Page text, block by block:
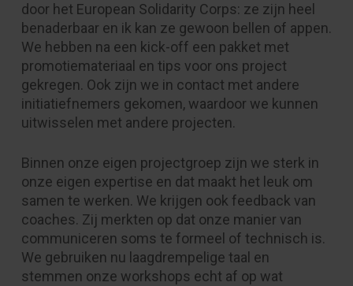
door het European Solidarity Corps: ze zijn heel
benaderbaar en ik kan ze gewoon bellen of appen.
We hebben na een kick-off een pakket met
promotiemateriaal en tips voor ons project
gekregen. Ook zijn we in contact met andere
initiatiefnemers gekomen, waardoor we kunnen
uitwisselen met andere projecten.
Binnen onze eigen projectgroep zijn we sterk in
onze eigen expertise en dat maakt het leuk om
samen te werken. We krijgen ook feedback van
coaches. Zij merkten op dat onze manier van
communiceren soms te formeel of technisch is.
We gebruiken nu laagdrempelige taal en
stemmen onze workshops echt af op wat